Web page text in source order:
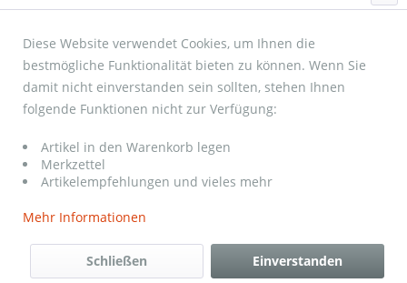
Kosmetiktasche klein
Diese Website verwendet Cookies, um Ihnen die
bestmögliche Funktionalität bieten zu können. Wenn Sie
damit nicht einverstanden sein sollten, stehen Ihnen
folgende Funktionen nicht zur Verfügung:
Artikel in den Warenkorb legen
Merkzettel
Artikelempfehlungen und vieles mehr
Mehr Informationen
Einverstanden
Schließen